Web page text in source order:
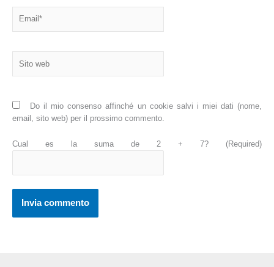
web
Do il mio consenso affinché un cookie salvi i miei dati (nome,
email, sito web) per il prossimo commento.
Cual es la suma de 2 + 7? (Required)